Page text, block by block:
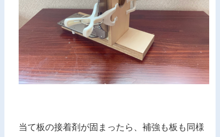
当て板の接着剤が固まったら、補強も板も同様